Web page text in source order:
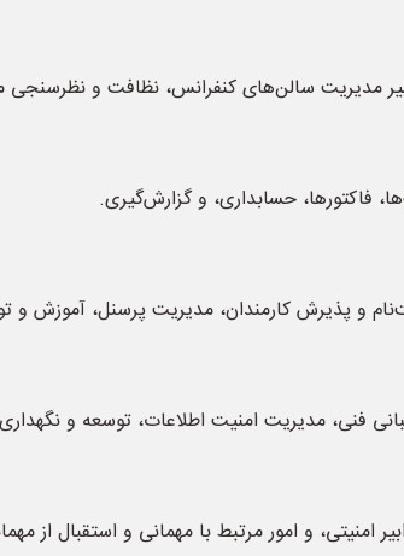
مدیریت سالن‌های کنفرانس، نظافت و نظرسنجی
فاکتورها، حسابداری، و گزارش‌گیری.
و پذیرش کارمندان، مدیریت پرسنل، آموزش
فنی، مدیریت امنیت اطلاعات، توسعه و نگهداری
امنیتی، و امور مرتبط با مهمانی و استقبال از